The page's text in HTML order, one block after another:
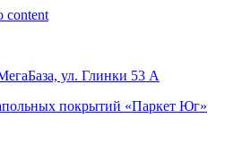
content
ул. Глинки 53 А